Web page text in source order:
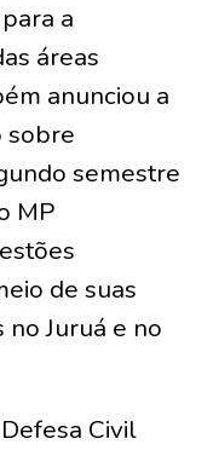
a
áreas
anunciou a
sobre
semestre
MP
de suas
Juruá e no
Civil